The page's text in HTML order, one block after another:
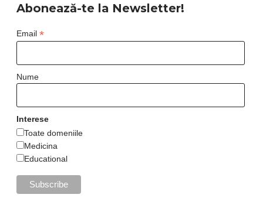
Abonează-te la Newsletter!
Email *
Nume
Interese
Toate domeniile
Medicina
Educational